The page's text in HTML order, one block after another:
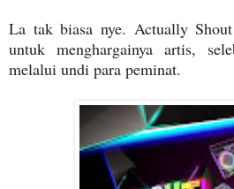
La tak biasa nye. Actually
untuk menghargainya artis,
melalui undi para peminat.